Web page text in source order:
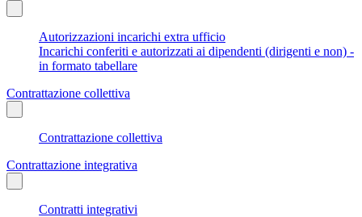
Autorizzazioni incarichi extra ufficio
Incarichi conferiti e autorizzati ai dipendenti (dirigenti e non) -
in formato tabellare
Contrattazione collettiva
Contrattazione collettiva
Contrattazione integrativa
Contratti integrativi